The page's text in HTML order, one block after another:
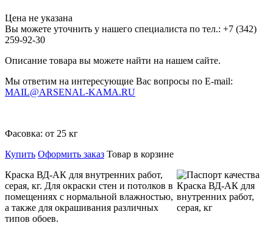
Цена не указана
Вы можете уточнить у нашего специалиста по тел.: +7 (342)
259-92-30
Описание товара вы можете найти на нашем сайте.
Мы ответим на интересующие Вас вопросы по E-mail:
MAIL@ARSENAL-KAMA.RU
Фасовка: от 25 кг
Купить Оформить заказ Товар в корзине
Краска ВД-АК для внутренних работ,
серая, кг. Для окраски стен и потолков в
помещениях с нормальной влажностью,
а также для окрашивания различных
типов обоев.